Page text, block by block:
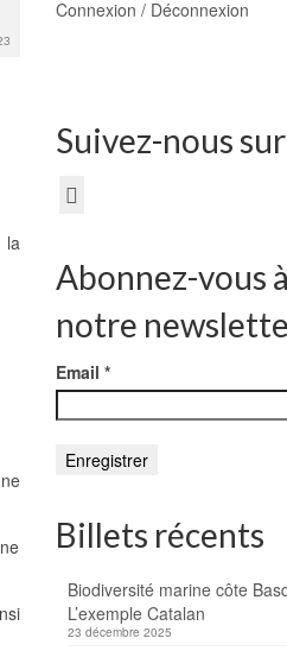
la
Connexion / Déconnexion
Suivez-nous sur
Abonnez-vous à
notre
Email *
Billets récents
Biodiversité marine côte
L’exemple Catalan
23 décembre 2025